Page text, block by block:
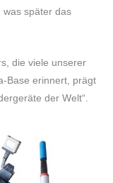
was später das
die viele unserer
Base erinnert, prägt
der Welt“.